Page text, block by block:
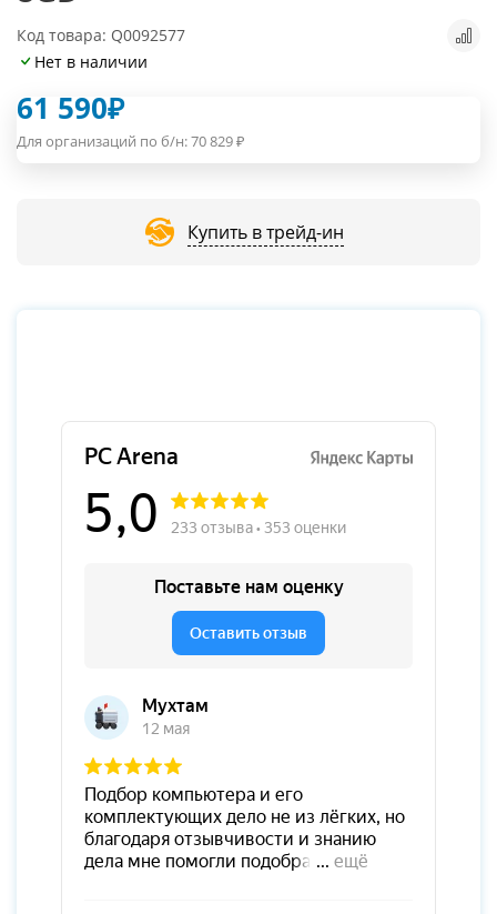
Код товара: Q0092577
Нет в наличии
61 590₽
Для организаций по б/н:70 829₽
Купить в трейд-ин